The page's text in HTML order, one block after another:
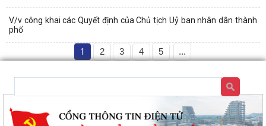
V/v công khai các Quyết định của Chủ tịch Uỷ ban nhân dân thành
phố
1 2 3 4 5 ...